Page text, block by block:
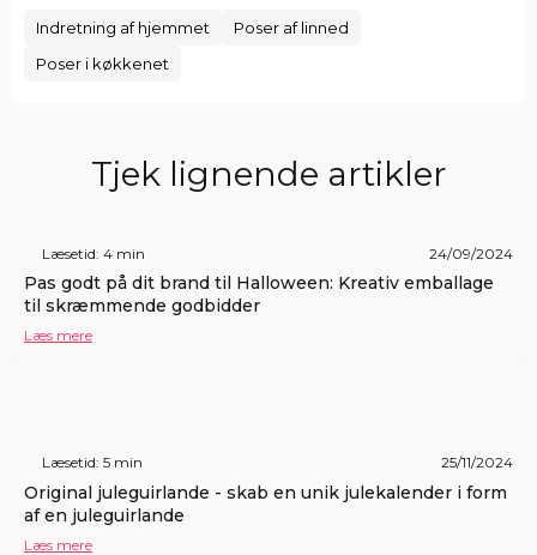
Indretning af hjemmet
Poser af linned
Poser i køkkenet
Tjek lignende artikler
Læsetid: 4 min 24/09/2024
Pas godt på dit brand til Halloween: Kreativ emballage
til skræmmende godbidder
Læs mere
Læsetid: 5 min 25/11/2024
Original juleguirlande - skab en unik julekalender i form
af en juleguirlande
Læs mere